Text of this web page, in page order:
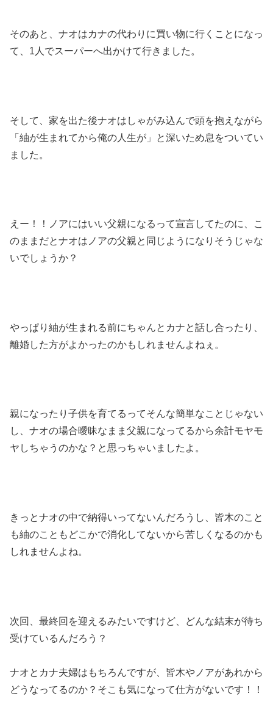
そのあと、ナオはカナの代わりに買い物に行くことになっ
て、1人でスーパーへ出かけて行きました。
そして、家を出た後ナオはしゃがみ込んで頭を抱えながら
「紬が生まれてから俺の人生が」と深いため息をついてい
ました。
えー！！ノアにはいい父親になるって宣言してたのに、こ
のままだとナオはノアの父親と同じようになりそうじゃな
いでしょうか？
やっぱり紬が生まれる前にちゃんとカナと話し合ったり、
離婚した方がよかったのかもしれませんよねぇ。
親になったり子供を育てるってそんな簡単なことじゃない
し、ナオの場合曖昧なまま父親になってるから余計モヤモ
ヤしちゃうのかな？と思っちゃいましたよ。
きっとナオの中で納得いってないんだろうし、皆木のこと
も紬のこともどこかで消化してないから苦しくなるのかも
しれませんよね。
次回、最終回を迎えるみたいですけど、どんな結末が待ち
受けているんだろう？
ナオとカナ夫婦はもちろんですが、皆木やノアがあれから
どうなってるのか？そこも気になって仕方がないです！！